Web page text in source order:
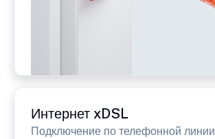
Интернет xDSL
Подключение по телефонной линии